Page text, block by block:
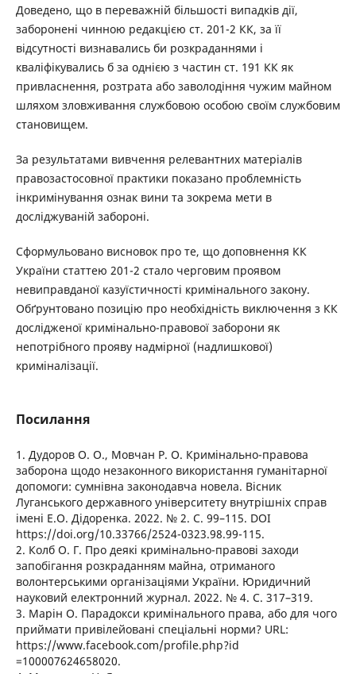
Доведено, що в переважній більшості випадків дії,
заборонені чинною редакцією ст. 201-2 КК, за її
відсутності визнавались би розкраданнями і
кваліфікувались б за однією з частин ст. 191 КК як
привласнення, розтрата або заволодіння чужим майном
шляхом зловживання службовою особою своїм службовим
становищем.
За результатами вивчення релевантних матеріалів
правозастосовної практики показано проблемність
інкримінування ознак вини та зокрема мети в
досліджуваній забороні.
Сформульовано висновок про те, що доповнення КК
України статтею 201-2 стало черговим проявом
невиправданої казуїстичності кримінального закону.
Обґрунтовано позицію про необхідність виключення з КК
дослідженої кримінально-правової заборони як
непотрібного прояву надмірної (надлишкової)
криміналізації.
Посилання
1. Дудоров О. О., Мовчан Р. О. Кримінально-правова
заборона щодо незаконного використання гуманітарної
допомоги: сумнівна законодавча новела. Вісник
Луганського державного університету внутрішніх справ
імені Е.О. Дідоренка. 2022. № 2. С. 99–115. DOI
https://doi.org/10.33766/2524-0323.98.99-115.
2. Колб О. Г. Про деякі кримінально-правові заходи
запобігання розкраданням майна, отриманого
волонтерськими організаціями України. Юридичний
науковий електронний журнал. 2022. № 4. С. 317–319.
3. Марін О. Парадокси кримінального права, або для чого
приймати привілейовані спеціальні норми? URL:
https://www.facebook.com/profile.php?id
=100007624658020.